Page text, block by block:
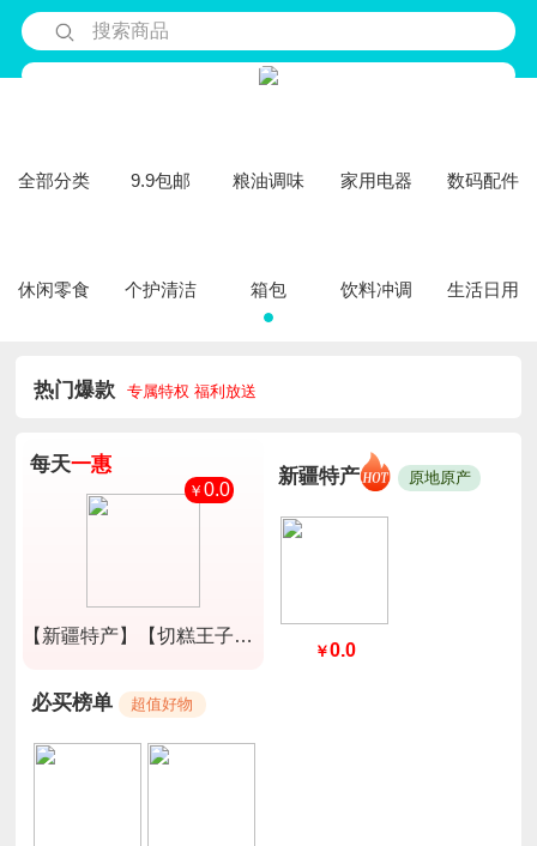
搜索商品
全部分类 9.9包邮 粮油调味 家用电器 数码配件
休闲零食 个护清洁 箱包 饮料冲调 生活日用
热门爆款 专属特权 福利放送
每天一惠
￥ 0.0
【新疆特产】【切糕王子】A180紫衣腰果淡盐味250g*2盒
新疆特产 原地原产
￥0.0
必买榜单 超值好物